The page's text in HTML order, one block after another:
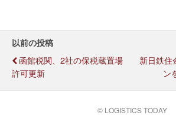
以前の投稿
函館税関、2社の保税蔵置場
許可更新
新日鉄住
ン
© LOGISTICS TODAY